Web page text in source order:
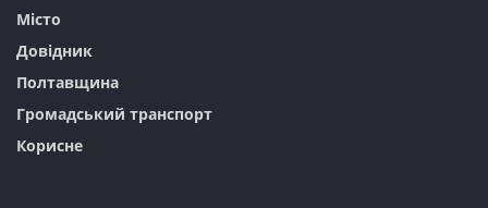
Місто
Довідник
Полтавщина
Громадський транспорт
Корисне